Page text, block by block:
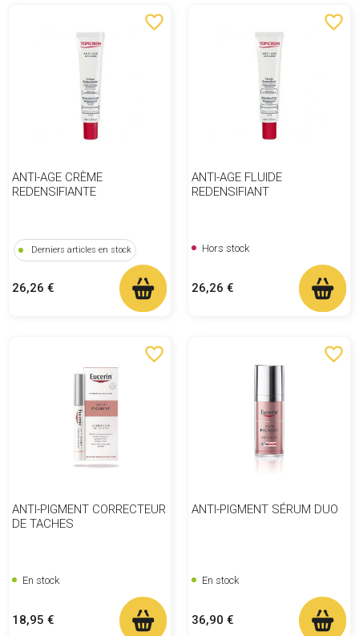
favorite_border
ANTI-AGE CRÈME
REDENSIFIANTE
Derniers articles en stock
Prix
26,26 €
favorite_border
ANTI-AGE FLUIDE
REDENSIFIANT
Hors stock
Prix
26,26 €
favorite_border
ANTI-PIGMENT CORRECTEUR
DE TACHES
En stock
Prix
18,95 €
favorite_border
ANTI-PIGMENT SÉRUM DUO
En stock
Prix
36,90 €